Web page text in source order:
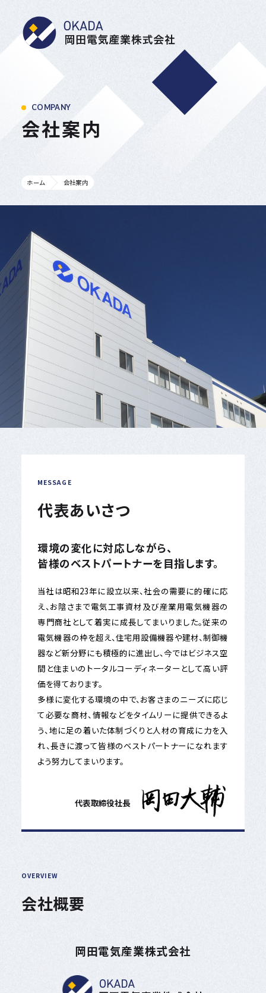
COMPANY
会社案内
ホーム 会社案内
MESSAGE
代表あいさつ
環境の変化に対応しながら、
皆様のベストパートナーを目指します。
当社は昭和23年に設立以来、社会の需要に的確に応
え、お陰さまで電気工事資材及び産業用電気機器の
専門商社として着実に成長してまいりました。従来の
電気機器の枠を超え、住宅用設備機器や建材、制御機
器など新分野にも積極的に進出し、今ではビジネス空
間と住まいのトータルコーディネーターとして高い評
価を得ております。
多様に変化する環境の中で、お客さまのニーズに応じ
て必要な商材、情報などをタイムリーに提供できるよ
う、地に足の着いた体制づくりと人材の育成に力を入
れ、長きに渡って皆様のベストパートナーになれます
よう努力してまいります。
代表取締役社長
OVERVIEW
会社概要
岡田電気産業株式会社